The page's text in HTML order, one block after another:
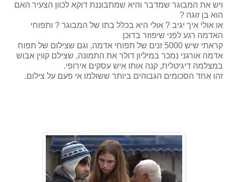
ויש את המבוגר שמדבר והיא שמתבוננת דוקא לכוון הצעיר האם
הוא בן זוגה ?
או אולי איך יגיב ? אולי היא בכלל בתו של המבוגר ? ותפוחי
האדמה רגע לפני שיפוזר בדוכן
קראתי שיש 5000 זנים של תפוחי אדמה, וגם שצילום של תפוח
אדמה אורגני נמכר במיליון דולר את התמונה, שצילם קווין אבוש
במצלמה דיגיטלית, קנה אותו איש עסקים אירופי.
זהו אחד הסכומים הגבוהים ביותר ששולמו אי פעם על צילום.